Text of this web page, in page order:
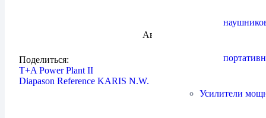
Усилители
Автор:
Поделиться:
T+A Power Plant II
Diapason Reference KARIS N.W.